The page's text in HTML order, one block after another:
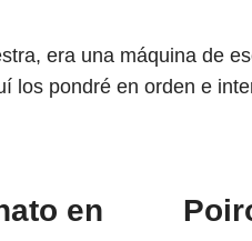
era una máquina de
los pondré en orden e
en